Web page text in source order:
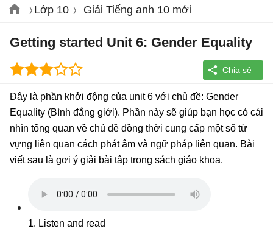
Lớp 10 Giải Tiếng anh 10 mới
Getting started Unit 6: Gender Equality
Đây là phần khởi động của unit 6 với chủ đề: Gender
Equality (Bình đẳng giới). Phần này sẽ giúp bạn học có cái
nhìn tổng quan về chủ đề đồng thời cung cấp một số từ
vựng liên quan cách phát âm và ngữ pháp liên quan. Bài
viết sau là gợi ý giải bài tập trong sách giáo khoa.
1. Listen and read